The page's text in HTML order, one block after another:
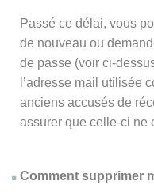
Passé ce délai, vous
de nouveau ou
de passe (voir ci-
l’adresse mail utilisée
anciens accusés de
assurer que celle-ci ne
Comment supprimer